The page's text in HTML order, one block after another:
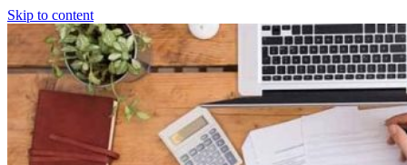
Skip to content